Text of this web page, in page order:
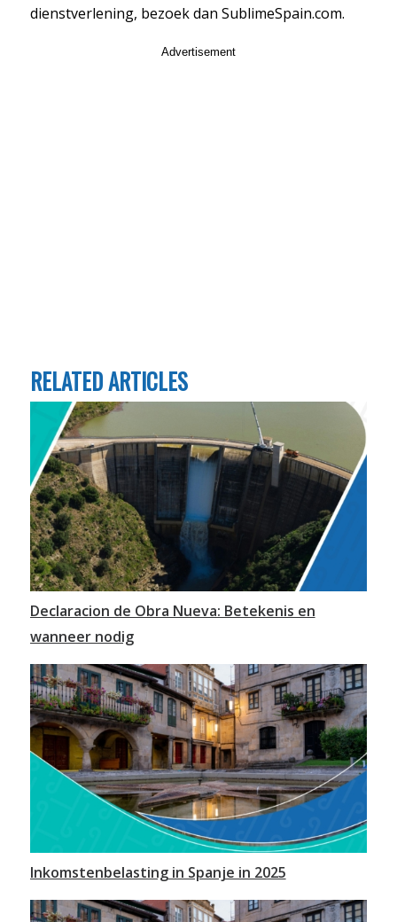
dienstverlening, bezoek dan SublimeSpain.com.
Advertisement
RELATED ARTICLES
Declaracion de Obra Nueva: Betekenis en
wanneer nodig
Inkomstenbelasting in Spanje in 2025